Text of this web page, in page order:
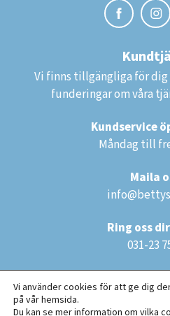
Vi finns tillgängliga för
funderingar om våra
Kundservice
Måndag till
Maila
Ring oss
031-23
Vi använder cookies för att ge dig
på vår hemsida.
Du kan se mer information om vilka